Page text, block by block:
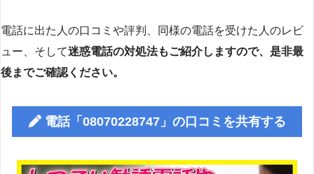
電話に出た人の口コミや評判、同様の電話を受けた人のレビ
ュー、そして迷惑電話の対処法もご紹介しますので、是非最
後までご確認ください。
電話「08070228747」の口コミを共有する